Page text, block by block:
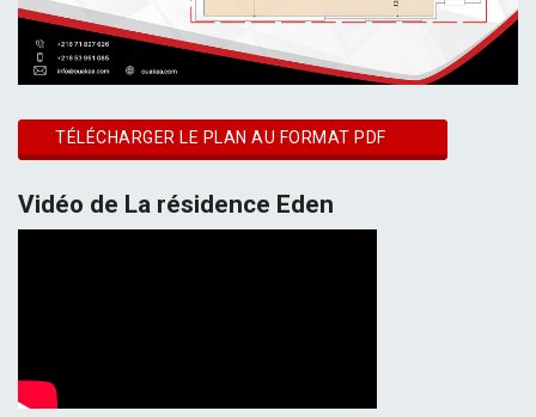
TÉLÉCHARGER LE PLAN AU FORMAT PDF
Vidéo de La résidence Eden